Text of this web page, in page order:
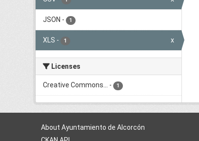
JSON - 1
XLS - 1 x
Licenses
Creative Commons... - 1
About Ayuntamiento de Alcorcón